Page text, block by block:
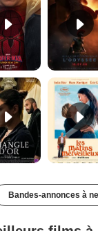
Les Matins
Bandes-annonces à